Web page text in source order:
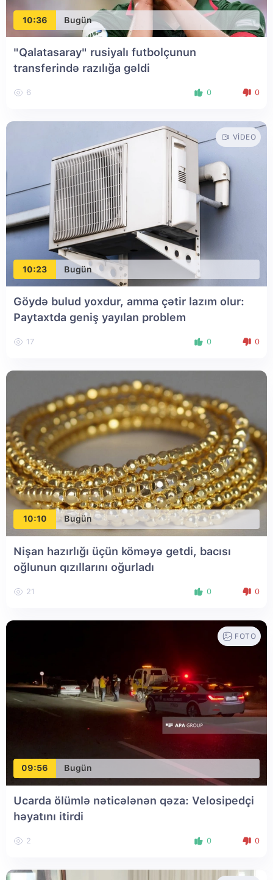
10:36 Bugün
"Qalatasaray" rusiyalı futbolçunun
transferində razılığa gəldi
6 0 0
10:23 Bugün
VIDEO
Göydə bulud yoxdur, amma çətir lazım olur:
Paytaxtda geniş yayılan problem
17 0 0
10:10 Bugün
Nişan hazırlığı üçün köməyə getdi, bacısı
oğlunun qızıllarını oğurladı
21 0 0
09:56 Bugün
FOTO
Ucarda ölümlə nəticələnən qəza: Velosipedçi
həyatını itirdi
2 0 0